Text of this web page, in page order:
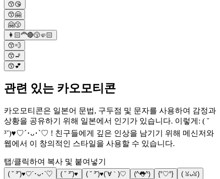
😙😘
😙🤗
🤗😙
👩🏻‍🦰🔴😙🤛🏻
😙💨
😙🚬
😙💕
관련 있는 카오모티콘
카오모티콘은 일본어 문법, 구두점 및 문자를 사용하여 감정과
상황을 공유하기 위해 일본에서 인기가 있습니다. 이렇게: ( ˘
³˘)♥︎♡´･ᴗ･`♡ ! 친구들에게 깊은 인상을 남기기 위해 메신저와
웹에서 이 창의적인 스타일을 사용할 수 있습니다.
탭/클릭하여 복사 및 붙여넣기
( ˘ ³˘)♥︎♡´･ᴗ･`♡ ( ˘ ³˘)♥ ( ˘ ³˘)♥(´∀｀)♡ (^👅^) {°♡°}
( ꈍᴗꈍ)